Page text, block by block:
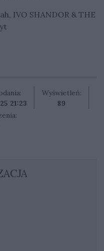
IVO SHANDOR & THE
21:23
Wyświetleń:
89